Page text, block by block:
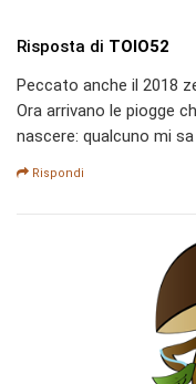
Risposta di TOIO52
Peccato anche il 2018
Ora arrivano le piogge
nascere: qualcuno mi
Rispondi